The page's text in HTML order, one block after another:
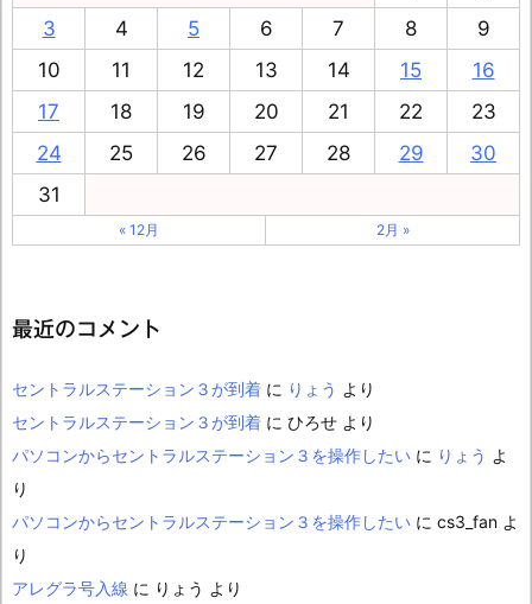
3
4 5 6 7 8
9
10
11 12 13 14 15
16
17
18 19 20 21 22
23
24
25 26 27 28 29
30
31
« 12月 2月 »
最近のコメント
セントラルステーション３が到着 に りょう より
セントラルステーション３が到着 に ひろせ より
パソコンからセントラルステーション３を操作したい に りょう よ
り
パソコンからセントラルステーション３を操作したい に cs3_fan よ
り
アレグラ号入線 に りょう より